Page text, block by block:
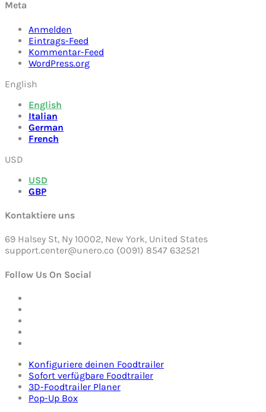
Meta
Anmelden
Eintrags-Feed
Kommentar-Feed
WordPress.org
English
English
Italian
German
French
USD
USD
GBP
Kontaktiere uns
69 Halsey St, Ny 10002, New York, United States
support.center@unero.co (0091) 8547 632521
Follow Us On Social
Konfiguriere deinen Foodtrailer
Sofort verfügbare Foodtrailer
3D-Foodtrailer Planer
Pop-Up Box